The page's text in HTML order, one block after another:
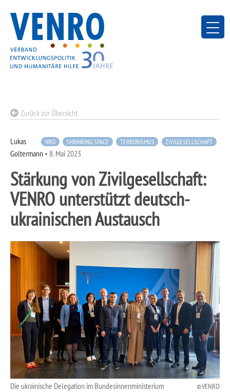
content
Zurück zur Übersicht
NRO SHRINKING SPACE TERRORISMUS ZIVILGESELLSCHAFT
Lukas
Goltermann • 8. Mai 2023
Stärkung von Zivilgesellschaft:
VENRO unterstützt deutsch-
ukrainischen Austausch
Die ukrainische Delegation im Bundesinnenministerium VENRO